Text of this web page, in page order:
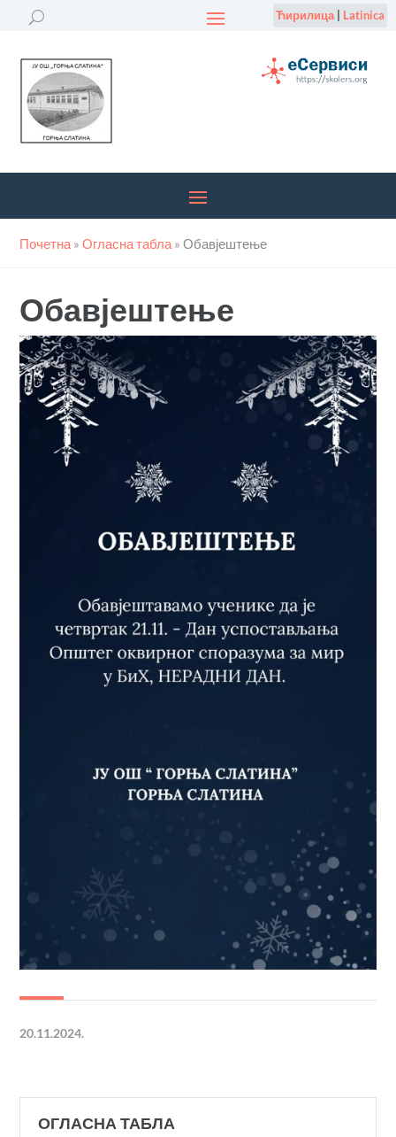
Ћирилица| Latinica
Почетна »Огласна табла »Обавјештење
Обавјештење
20.11.2024.
ОГЛАСНА ТАБЛА